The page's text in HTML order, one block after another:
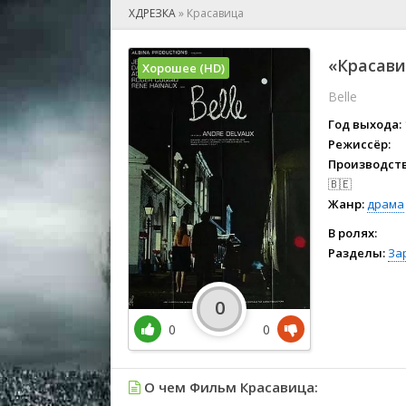
🕺 Мюзикл
👨‍💻
🎤 Ток-
🧙‍♀️
🏅
ХДРЕЗКА» Красавица
Belle
Год выхода:
Режиссёр:
🇧🇪
Жанр:драма
В ролях:
Разделы:
Хорошее (HD)
0
0
0
О чем Фильм Красавица: